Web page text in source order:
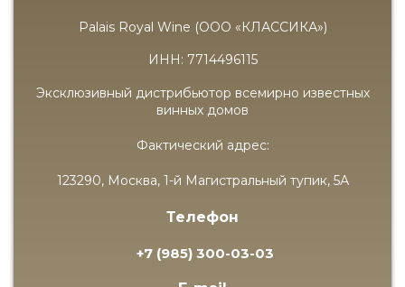
Palais Royal Wine (ООО «КЛАССИКА»)
ИНН: 7714496115
Эксклюзивный дистрибьютор всемирно известных
винных домов
Фактический адрес:
123290, Москва, 1-й Магистральный тупик, 5А
Телефон
+7 (985) 300-03-03